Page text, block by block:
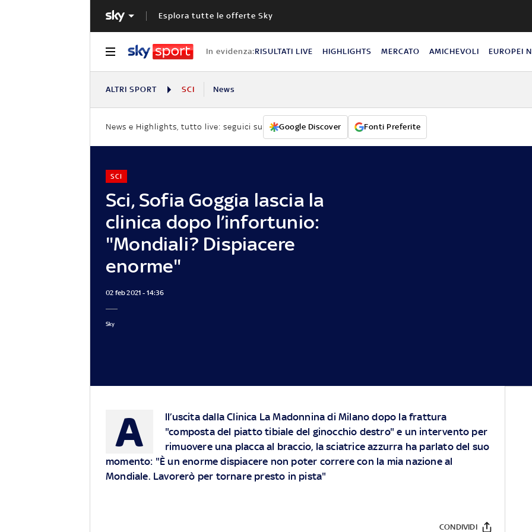
Esplora tutte le offerte Sky
In evidenza:RISULTATI LIVE HIGHLIGHTS MERCATO AMICHEVOLI EUROPEI
ALTRI SPORT SCI News
News e Highlights, tutto live: seguici su Google Discover Fonti Preferite
Sci, Sofia Goggia lascia la
clinica dopo l’infortunio:
"Mondiali? Dispiacere
enorme"
SCI
02 feb 2021 - 14:36
Sky
A
ll’uscita dalla Clinica La Madonnina di Milano dopo la frattura
"composta del piatto tibiale del ginocchio destro" e un intervento per
rimuovere una placca al braccio, la sciatrice azzurra ha parlato del suo
momento: "È un enorme dispiacere non poter correre con la mia nazione al
Mondiale. Lavorerò per tornare presto in pista"
CONDIVIDI